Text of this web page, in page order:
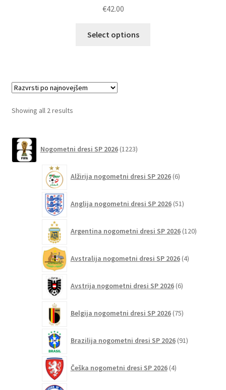
€42.00
Select options
Showing all 2 resultsSorted
Nogometni dresi SP 2026 1223izdelkov
Alžirija nogometni dresi SP 2026 6izdelkov
Anglija nogometni dresi SP 2026 51izdelkov
Argentina nogometni dresi SP 2026 120izdelkov
Avstralija nogometni dresi SP 2026 4izdelki
Avstrija nogometni dresi SP 2026 6izdelkov
Belgija nogometni dresi SP 2026 75izdelkov
Brazilija nogometni dresi SP 2026 91izdelkov
Češka nogometni dresi SP 2026 4izdelki